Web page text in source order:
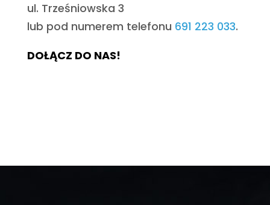
ul. Trześniowska 3
lub pod numerem telefonu 691 223 033.
DOŁĄCZ DO NAS!